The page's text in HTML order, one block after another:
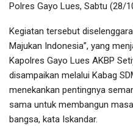
Polres Gayo Lues, Sabtu (28/
Kegiatan tersebut
Majukan Indonesia”, yang
Kapolres Gayo Lues AKBP
disampaikan melalui Kabag
menekankan pentingnya
sama untuk membangun
bangsa, kata Iskandar.